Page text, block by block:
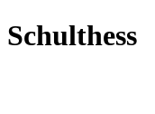
Schulthess